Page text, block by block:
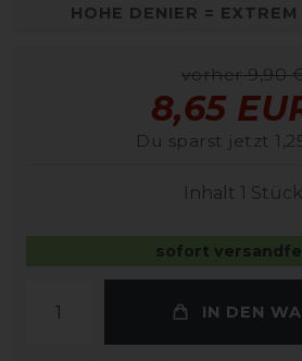
HOHE DENIER = EXTREM
vorher 9,90
8,65
Du sparst jetzt
Inhalt 1 Stück
sofort
IN DEN